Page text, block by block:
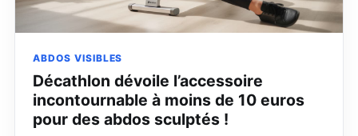
ABDOS VISIBLES
Décathlon dévoile l’accessoire
incontournable à moins de 10 euros
pour des abdos sculptés !